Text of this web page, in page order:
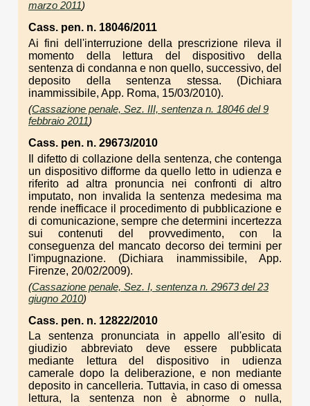
marzo 2011)
Cass. pen. n. 18046/2011
Ai fini dell'interruzione della prescrizione rileva il
momento della lettura del dispositivo della
sentenza di condanna e non quello, successivo, del
deposito della sentenza stessa. (Dichiara
inammissibile, App. Roma, 15/03/2010).
(Cassazione penale, Sez. III, sentenza n. 18046 del 9
febbraio 2011)
Cass. pen. n. 29673/2010
Il difetto di collazione della sentenza, che contenga
un dispositivo difforme da quello letto in udienza e
riferito ad altra pronuncia nei confronti di altro
imputato, non invalida la sentenza medesima ma
rende inefficace il procedimento di pubblicazione e
di comunicazione, sempre che determini incertezza
sui contenuti del provvedimento, con la
conseguenza del mancato decorso dei termini per
l'impugnazione. (Dichiara inammissibile, App.
Firenze, 20/02/2009).
(Cassazione penale, Sez. I, sentenza n. 29673 del 23
giugno 2010)
Cass. pen. n. 12822/2010
La sentenza pronunciata in appello all'esito di
giudizio abbreviato deve essere pubblicata
mediante lettura del dispositivo in udienza
camerale dopo la deliberazione, e non mediante
deposito in cancelleria. Tuttavia, in caso di omessa
lettura, la sentenza non è abnorme o nulla,